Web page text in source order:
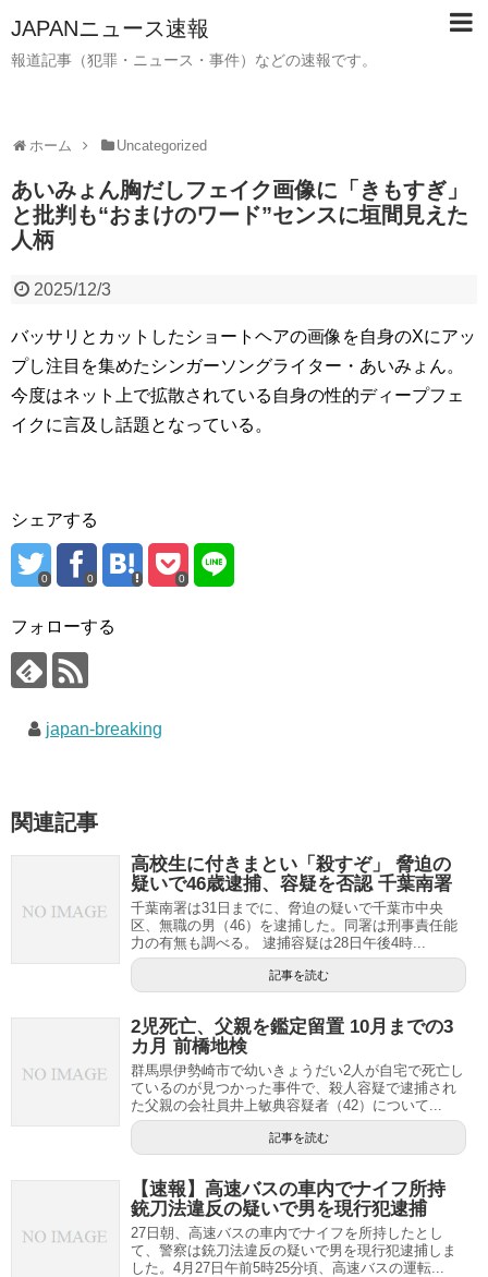
JAPANニュース速報
報道記事（犯罪・ニュース・事件）などの速報です。
ホーム Uncategorized
あいみょん胸だしフェイク画像に「きもすぎ」
と批判も“おまけのワード”センスに垣間見えた
人柄
2025/12/3
バッサリとカットしたショートヘアの画像を自身のXにアッ
プし注目を集めたシンガーソングライター・あいみょん。
今度はネット上で拡散されている自身の性的ディープフェ
イクに言及し話題となっている。
シェアする
0 0 0
フォローする
japan-breaking
関連記事
高校生に付きまとい「殺すぞ」 脅迫の
疑いで46歳逮捕、容疑を否認 千葉南署
千葉南署は31日までに、脅迫の疑いで千葉市中央
区、無職の男（46）を逮捕した。同署は刑事責任能
力の有無も調べる。 逮捕容疑は28日午後4時...
記事を読む
2児死亡、父親を鑑定留置 10月までの3
カ月 前橋地検
群馬県伊勢崎市で幼いきょうだい2人が自宅で死亡し
ているのが見つかった事件で、殺人容疑で逮捕され
た父親の会社員井上敏典容疑者（42）について...
記事を読む
【速報】高速バスの車内でナイフ所持
銃刀法違反の疑いで男を現行犯逮捕
27日朝、高速バスの車内でナイフを所持したとし
て、警察は銃刀法違反の疑いで男を現行犯逮捕しま
した。4月27日午前5時25分頃、高速バスの運転...